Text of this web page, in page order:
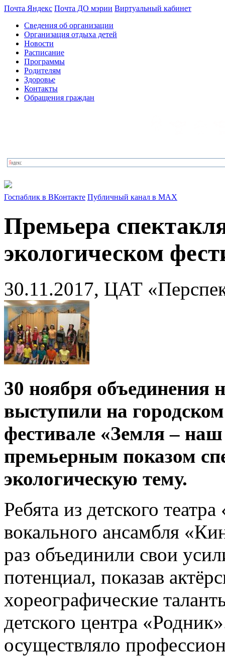
Почта Яндекс Почта ДО мэрии Виртуальный кабинет
Сведения об организации
Организация отдыха детей
Новости
Расписание
Программы
Родителям
Здоровье
Контакты
Обращения граждан
Госпаблик в ВКонтакте Публичный канал в MAX
Премьера
экологическом
30.11.2017, ЦАТ
30 ноября объединения
выступили на
фестивале «Земля –
премьерным показом
экологическую тему.
Ребята из детского
вокального ансамбля
раз объединили свои
потенциал, показав
хореографические
детского центра
осуществляло